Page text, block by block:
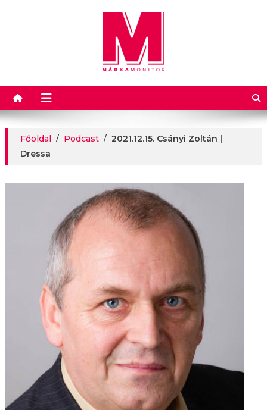
Márkamonitor
Főoldal / Podcast / 2021.12.15. Csányi Zoltán |
Dressa